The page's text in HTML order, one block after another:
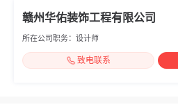
赣州华佑装饰工程有限公司
所在公司职务：设计师
致电联系